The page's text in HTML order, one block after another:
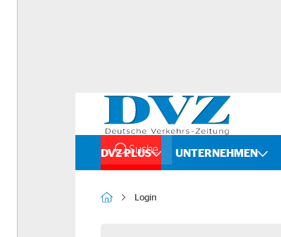
DVZ PLUS UNTERNEHMEN
Suche
Login